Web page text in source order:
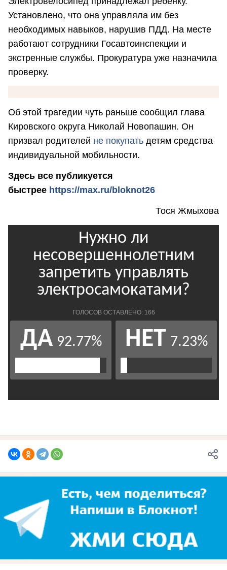
Установлено, что она управляла им без
необходимых навыков, нарушив ПДД. На месте
работают сотрудники Госавтоинспекции и
экстренные службы. Прокуратура уже назначила
проверку.
Об этой трагедии чуть раньше сообщил глава
Кировского округа Николай Новопашин. Он
призвал родителей не покупать детям средства
индивидуальной мобильности.
Здесь все публикуется
быстрее https://max.ru/bloknot26
Тося Жмыхова